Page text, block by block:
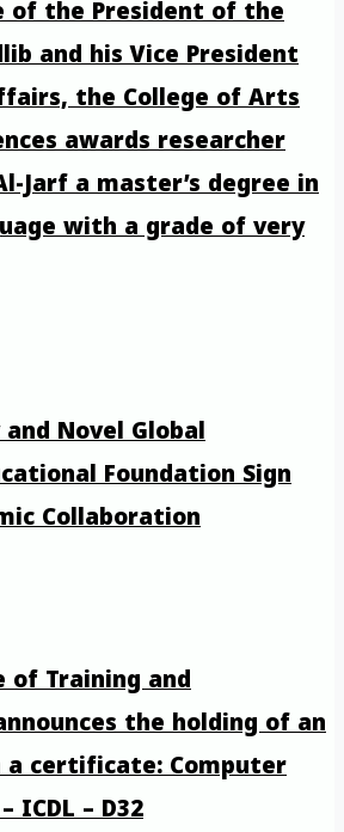
of the President of the
and his Vice President
the College of Arts
awards researcher
Jarf a master’s degree in
with a grade of very
Novel Global
Foundation Sign
Collaboration
Training and
the holding of an
certificate: Computer
ICDL – D32